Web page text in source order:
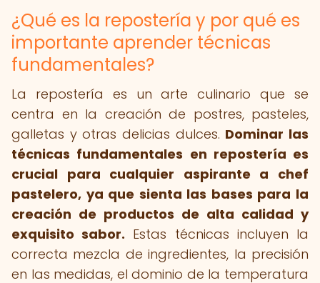
¿Qué es la repostería y por qué es
importante aprender técnicas
fundamentales?
La repostería es un arte culinario que se
centra en la creación de postres, pasteles,
galletas y otras delicias dulces. Dominar las
técnicas fundamentales en repostería es
crucial para cualquier aspirante a chef
pastelero, ya que sienta las bases para la
creación de productos de alta calidad y
exquisito sabor. Estas técnicas incluyen la
correcta mezcla de ingredientes, la precisión
en las medidas, el dominio de la temperatura